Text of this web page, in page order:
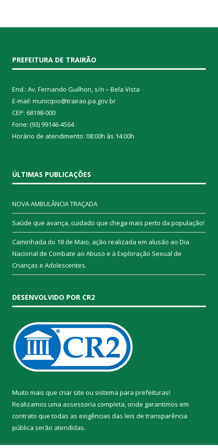
PREFEITURA DE TRAIRÃO
End.: Av. Fernando Guilhon, s/n – Bela Vista
E-mail: municipio@trairao.pa.gov.br
CEP: 68198-000
Fone: (93) 99146-4564
Horário de atendimento: 08:00h às 14:00h
ÚLTIMAS PUBLICAÇÕES
NOVA AMBULÂNCIA TRAÇADA
Saúde que avança, cuidado que chega mais perto da população!
Caminhada do 18 de Maio, ação realizada em alusão ao Dia
Nacional de Combate ao Abuso e à Exploração Sexual de
Crianças e Adolescentes.
DESENVOLVIDO POR CR2
Muito mais que criar site ou sistema para prefeituras!
Realizamos uma assessoria completa, onde garantimos em
contrato que todas as exigências das leis de transparência
pública serão atendidas.